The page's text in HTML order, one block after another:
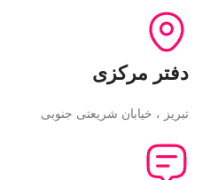
دفتر مرکزی
تبریز ، خیابان شریعتی جنوبی